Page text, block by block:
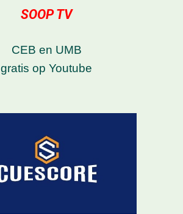
SOOP TV
CEB en UMB
gratis op Youtube